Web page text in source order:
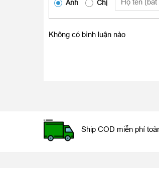
Chất lượng của mặt kính iPhone
Mặt kính zin sẽ cho khả năng
chuẩn zin cũng có độ chịu lực
Anh Chị
Không có bình luận nào
Ship COD miễn phí